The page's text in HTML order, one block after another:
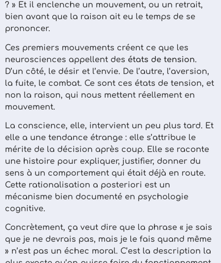
? » Et il enclenche un mouvement, ou un retrait,
bien avant que la raison ait eu le temps de se
prononcer.
Ces premiers mouvements créent ce que les
neurosciences appellent des états de tension.
D’un côté, le désir et l’envie. De l’autre, l’aversion,
la fuite, le combat. Ce sont ces états de tension, et
non la raison, qui nous mettent réellement en
mouvement.
La conscience, elle, intervient un peu plus tard. Et
elle a une tendance étrange : elle s’attribue le
mérite de la décision après coup. Elle se raconte
une histoire pour expliquer, justifier, donner du
sens à un comportement qui était déjà en route.
Cette rationalisation a posteriori est un
mécanisme bien documenté en psychologie
cognitive.
Concrètement, ça veut dire que la phrase « je sais
que je ne devrais pas, mais je le fais quand même
» n’est pas un échec moral. C’est la description la